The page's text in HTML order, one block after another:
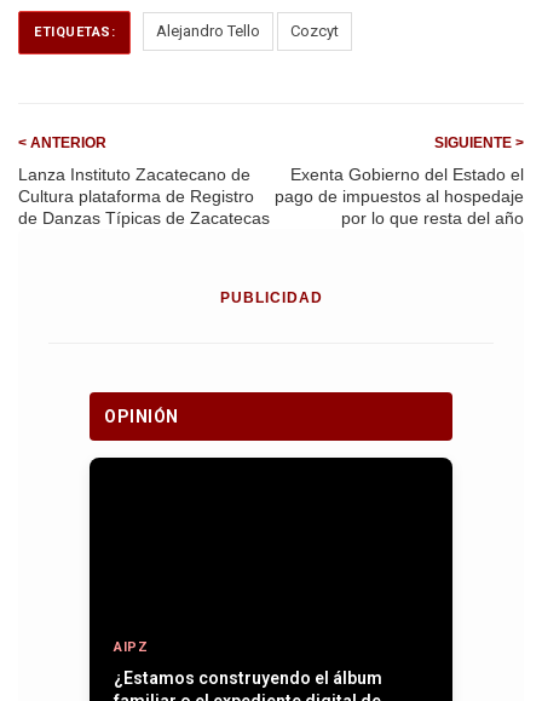
o
A
ETIQUETAS: Alejandro Tello Cozcyt
< ANTERIOR
Lanza Instituto Zacatecano de
Cultura plataforma de Registro
de Danzas Típicas de Zacatecas
SIGUIENTE >
Exenta Gobierno del Estado el
pago de impuestos al hospedaje
por lo que resta del año
PUBLICIDAD
OPINIÓN
AIPZ